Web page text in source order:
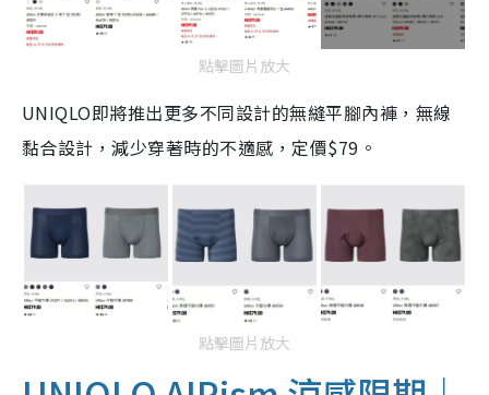
點擊圖片放大
UNIQLO即將推出更多不同設計的無縫平腳內褲，無線
黏合設計，減少穿著時的不適感，定價$79。
點擊圖片放大